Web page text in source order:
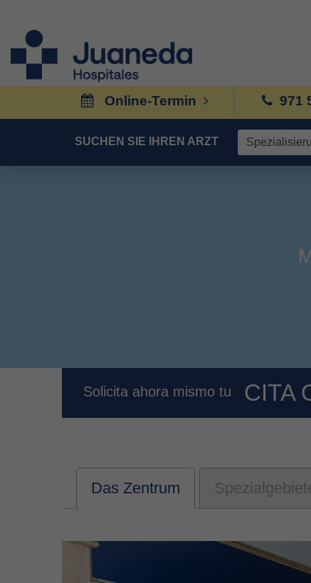
Online-Termin 971
SUCHEN SIE IHREN ARZT
Solicita ahora mismo tu CITA
Das Zentrum